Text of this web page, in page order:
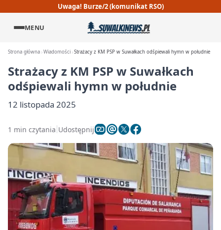
Uwaga! Burze/2 (komunikat RSO)
MENU
Strona główna Wiadomości Strażacy z KM PSP w Suwałkach odśpiewali hymn w południe
Strażacy z KM PSP w Suwałkach
odśpiewali hymn w południe
12 listopada 2025
1 min czytania Udostępnij